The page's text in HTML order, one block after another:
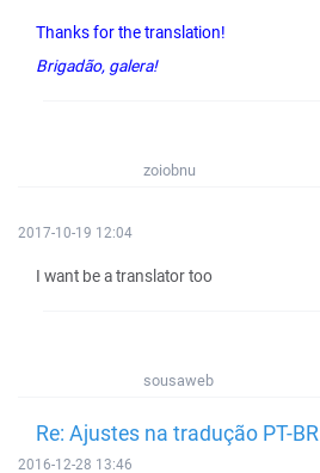
Thanks for the translation!
Brigadão, galera!
zoiobnu
2017-10-19 12:04
I want be a translator too
sousaweb
Re: Ajustes na tradução PT-BR
2016-12-28 13:46